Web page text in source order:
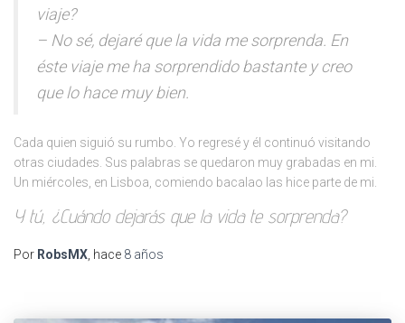
viaje?
– No sé, dejaré que la vida me sorprenda. En
éste viaje me ha sorprendido bastante y creo
que lo hace muy bien.
Cada quien siguió su rumbo. Yo regresé y él continuó visitando
otras ciudades. Sus palabras se quedaron muy grabadas en mi.
Un miércoles, en Lisboa, comiendo bacalao las hice parte de mi.
Y tú, ¿Cuándo dejarás que la vida te sorprenda?
Por RobsMX , hace 8 años